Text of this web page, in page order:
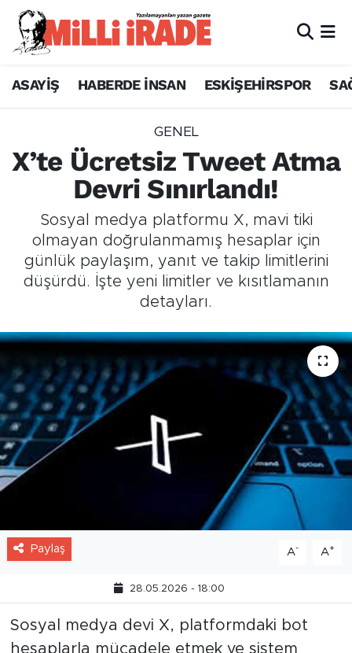
ASAYİŞ HABERDE İNSAN ESKİŞEHİRSPOR
GENEL
X’te Ücretsiz Tweet Atma
Devri Sınırlandı!
Sosyal medya platformu X, mavi tiki
olmayan doğrulanmamış hesaplar için
günlük paylaşım, yanıt ve takip limitlerini
düşürdü. İşte yeni limitler ve kısıtlamanın
detayları.
Paylaş A- A+
28.05.2026 - 18:00
Sosyal medya devi X, platformdaki bot
hesaplarla mücadele etmek ve sistem